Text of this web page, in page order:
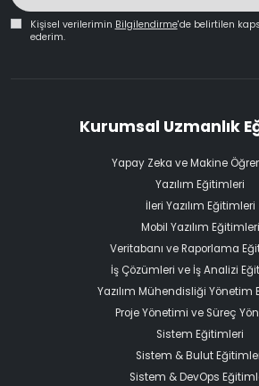
Kişisel verilerimin Bilgilendirme'de belirtilen
ederim.
Kurumsal Uzmanlık
Yapay Zeka ve Makine
Yazılım Eğitimleri
İleri Yazılım Eğitimleri
Mobil Yazılım Eğitimleri
Veritabanı ve Raporlama
İş Çözümleri ve İş Analizi
Yazılım Mühendisliği Yönetim
Proje Yönetimi ve Süreç
Sistem Eğitimleri
Sistem & Bulut
Sistem & DevOps